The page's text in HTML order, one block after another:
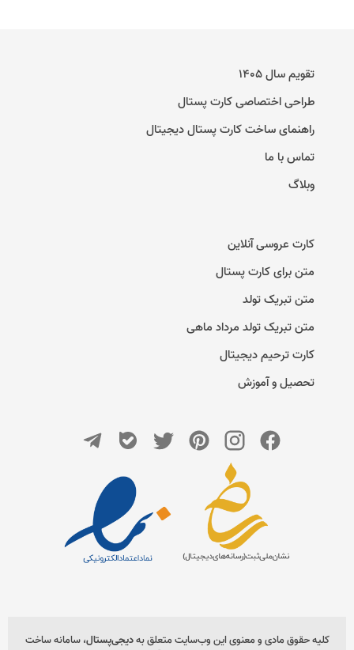
تقویم سال ۱۴۰۵
طراحی اختصاصی کارت پستال
راهنمای ساخت کارت پستال دیجیتال
تماس با ما
وبلاگ
کارت عروسی آنلاین
متن برای کارت پستال
متن تبریک تولد
متن تبریک تولد مرداد ماهی
کارت ترحیم دیجیتال
تحصیل و آموزش
کلیه حقوق مادی و معنوی این وب‌سایت متعلق بهدیجی‌پستال، سامانه ساخت